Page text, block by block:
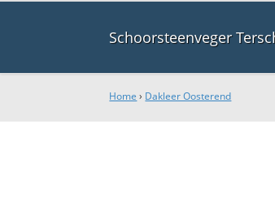
Schoorsteenveger
Home › Dakleer Oosterend